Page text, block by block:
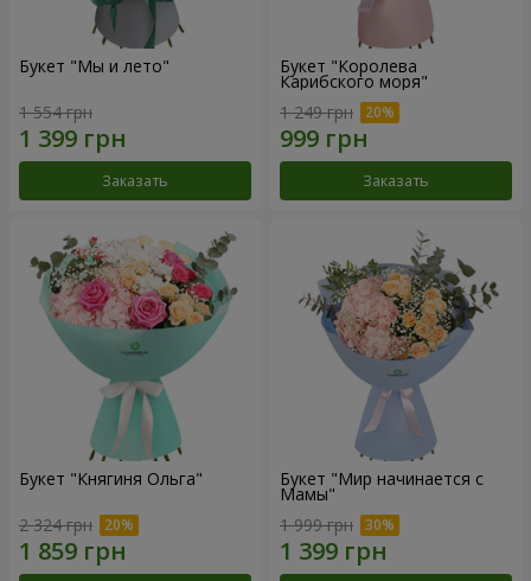
Букет "Мы и лето"
1 554 грн
Заказать
Букет "Королева
Карибского моря"
1 249 грн
Заказать
Букет "Княгиня Ольга"
2 324 грн
Букет "Мир начинается с
Мамы"
1 999 грн